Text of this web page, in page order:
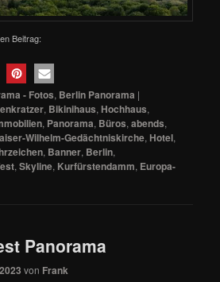
Beitrag:
- Fotos, Berlin Panorama |
, Bikinihaus, Hochhaus,
, Panorama, Büros,abends,
Wilhelm-Gedächtniskirche, Hotel,
, Banner, Berlin,
,Skyline, Kurfürstendamm, Europa-
Panorama
von Frank